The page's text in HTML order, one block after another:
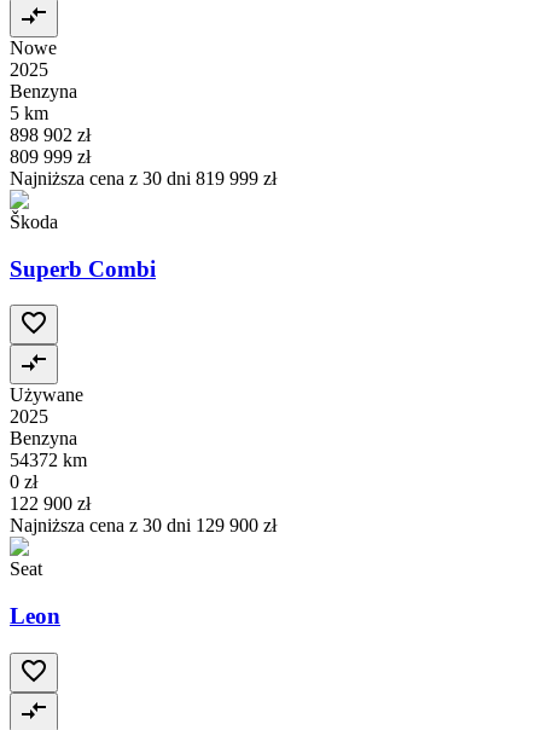
Nowe
2025
Benzyna
5 km
898 902 zł
809 999 zł
Najniższa cena z 30 dni 819 999 zł
Škoda
Superb Combi
Używane
2025
Benzyna
54372 km
0 zł
122 900 zł
Najniższa cena z 30 dni 129 900 zł
Seat
Leon